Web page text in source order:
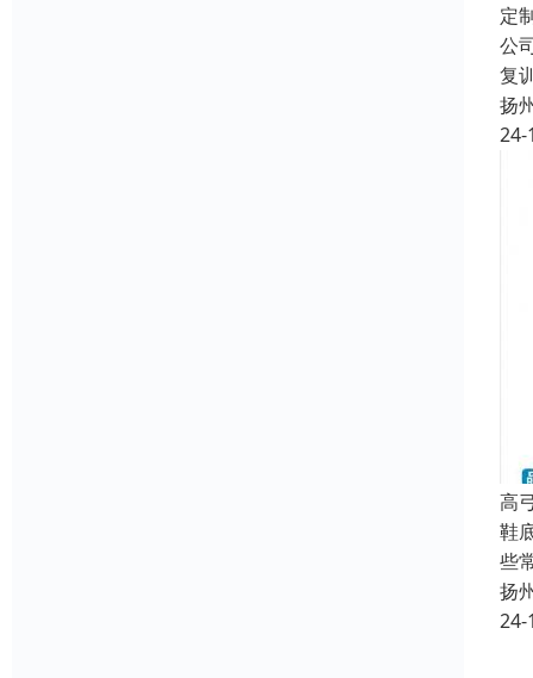
定
公
复
扬
24-
高
鞋
些
扬
24-